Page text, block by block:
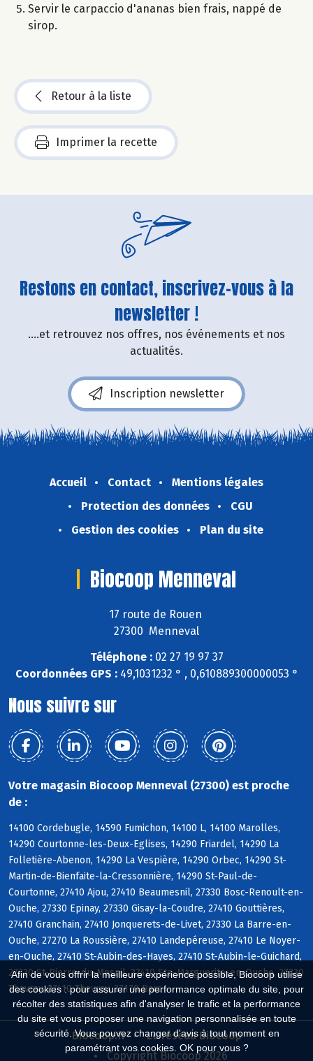
Afin de vous offrir la meilleure expérience possible, Biocoop utilise
des cookies : pour assurer une performance optimale du site, pour
récolter des statistiques afin d'analyser le trafic et la performance
du site et vous proposer une navigation personnalisée en toute
sécurité. Vous pouvez changer d'avis à tout moment en
paramétrant vos cookies. OK pour vous ?
Servir le carpaccio d'ananas bien frais, nappé de
sirop.
Retour à la liste
Imprimer la recette
Restons en contact, inscrivez-vous à la
newsletter !
....et retrouvez nos offres, nos événements et nos
actualités.
Inscription newsletter
Accueil Contact
Mentions légales
Protection des données
CGU
Gestion des cookies
Plan du site
Biocoop Menneval
17 route de Rouen
27300 Menneval
Téléphone :02 27 19 97 37
Coordonnées GPS :49,1031232 ° , 0,610889300000053 °
Nous suivre sur
Votre magasin Biocoop Menneval (27300) est proche
de :
14100 Cordebugle, 14590 Fumichon, 14100 L, 14100 Marolles,
14290 Courtonne-les-Deux-Eglises, 14290 Friardel, 14290 La
Folletière-Abenon, 14290 La Vespière, 14290 Orbec, 14290 St-
Martin-de-Bienfaite-la-Cressonnière, 14290 St-Paul-de-
Courtonne, 27410 Ajou, 27410 Beaumesnil, 27330 Bosc-Renoult-en-
Ouche, 27330 Epinay, 27330 Gisay-la-Coudre, 27410 Gouttières,
27410 Granchain, 27410 Jonquerets-de-Livet, 27330 La Barre-en-
Ouche, 27270 La Roussière, 27410 Landepéreuse, 27410 Le Noyer-
en-Ouche, 27410 St-Aubin-des-Hayes, 27410 St-Aubin-le-Guichard,
27330 St-Pierre-du-Mesnil, 27410 Ste-Marguerite-en-Ouche, 27330
Thevray, 27410 Thevray, 27170 Barc
Biocoop.fr
Le réseau Biocoop
Copyright Biocoop 2026